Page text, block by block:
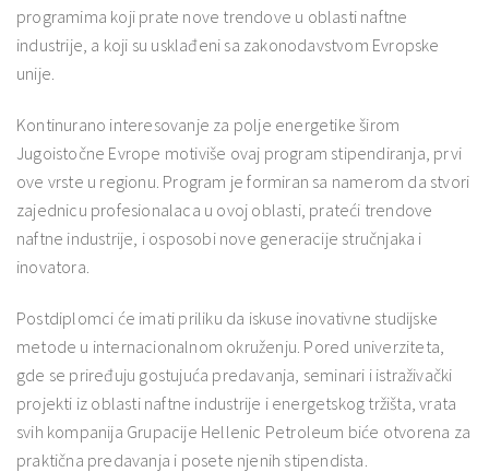
programima koji prate nove trendove u oblasti naftne
industrije, a koji su usklađeni sa zakonodavstvom Evropske
unije.
Kontinurano interesovanje za polje energetike širom
Jugoistočne Evrope motiviše ovaj program stipendiranja, prvi
ove vrste u regionu. Program je formiran sa namerom da stvori
zajednicu profesionalaca u ovoj oblasti, prateći trendove
naftne industrije, i osposobi nove generacije stručnjaka i
inovatora.
Postdiplomci će imati priliku da iskuse inovativne studijske
metode u internacionalnom okruženju. Pored univerziteta,
gde se priređuju gostujuća predavanja, seminari i istraživački
projekti iz oblasti naftne industrije i energetskog tržišta, vrata
svih kompanija Grupacije Hellenic Petroleum biće otvorena za
praktična predavanja i posete njenih stipendista.